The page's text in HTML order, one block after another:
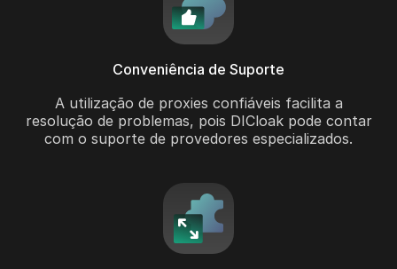
Conveniência de Suporte
A utilização de proxies confiáveis facilita a
resolução de problemas, pois DICloak pode contar
com o suporte de provedores especializados.